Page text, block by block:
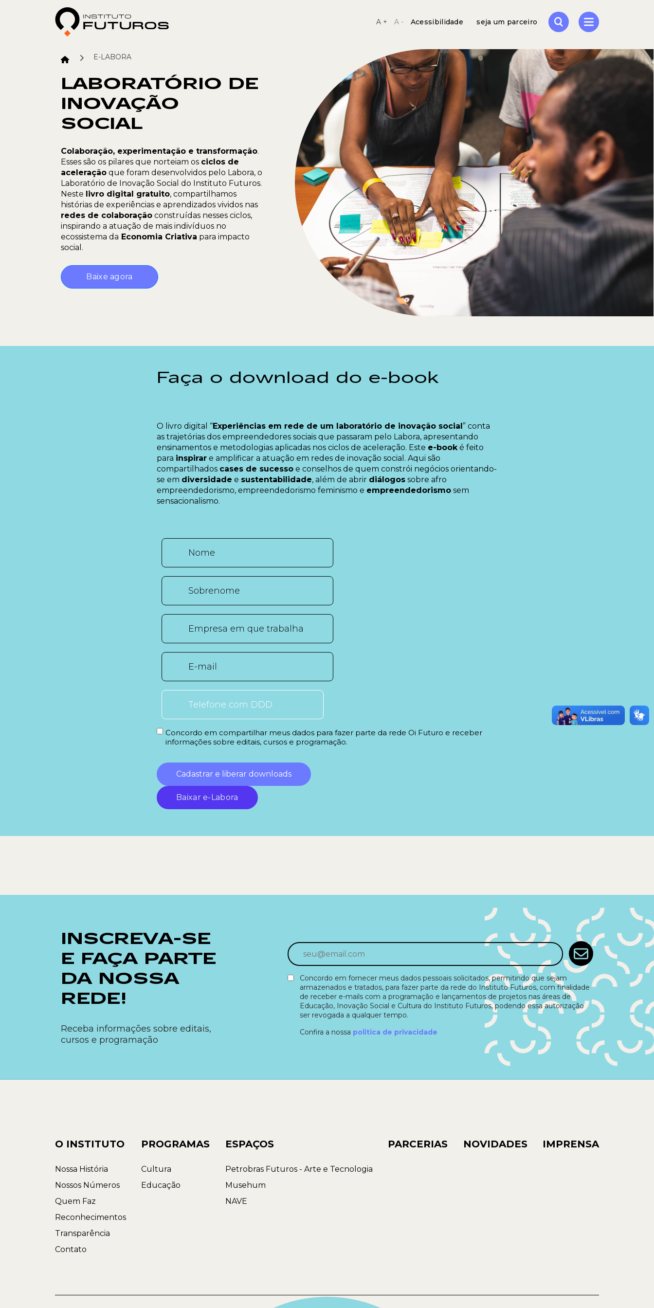
A + A - Acessibilidade seja um parceiro
E-LABORA
LABORATÓRIO DE
INOVAÇÃO
SOCIAL
Colaboração, experimentação e transformação.
Esses são os pilares que norteiam os ciclos de
aceleração que foram desenvolvidos pelo Labora, o
Laboratório de Inovação Social do Instituto Futuros.
Neste livro digital gratuito, compartilhamos
histórias de experiências e aprendizados vividos nas
redes de colaboração construídas nesses ciclos,
inspirando a atuação de mais indivíduos no
ecossistema da Economia Criativa para impacto
social.
Baixe agora
Faça o download do e-book
O livro digital “Experiências em rede de um laboratório de inovação social” conta
as trajetórias dos empreendedores sociais que passaram pelo Labora, apresentando
ensinamentos e metodologias aplicadas nos ciclos de aceleração. Este e-booké feito
para inspirar e amplificar a atuação em redes de inovação social. Aqui são
compartilhados cases de sucesso e conselhos de quem constrói negócios orientando-
se em diversidade e sustentabilidade, além de abrir diálogos sobre afro
empreendedorismo, empreendedorismo feminismo e empreendedorismo sem
sensacionalismo.
Concordo em compartilhar meus dados para fazer parte da rede Oi Futuro e receber
informações sobre editais, cursos e programação.
Cadastrar e liberar downloads
Baixar e-Labora
INSCREVA-SE
E FAÇA PARTE
DA NOSSA
REDE!
Receba informações sobre editais,
cursos e programação
Concordo em fornecer meus dados pessoais solicitados, permitindo que sejam
armazenados e tratados, para fazer parte da rede do Instituto Futuros, com finalidade
de receber e-mails com a programação e lançamentos de projetos nas áreas de
Educação, Inovação Social e Cultura do Instituto Futuros, podendo essa autorização
ser revogada a qualquer tempo.
Confira a nossa politica de privacidade
O INSTITUTO
Nossa História
Nossos Números
Quem Faz
Reconhecimentos
Transparência
Contato
PROGRAMAS
Cultura
Educação
ESPAÇOS
Petrobras Futuros - Arte e Tecnologia
Musehum
NAVE
PARCERIAS NOVIDADES IMPRENSA